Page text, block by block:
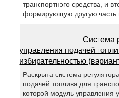
транспортного средства, и
формирующую другую часть
Система
управления подачей
избирательностью
Раскрыта система
подачей топлива для
которой модуль управления